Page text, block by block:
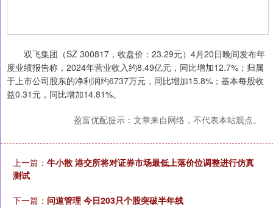
双飞集团（SZ 300817，收盘价：23.29元）4月20日晚间发布年
度业绩报告称，2024年营业收入约8.49亿元，同比增加12.7%；归属
于上市公司股东的净利润约6737万元，同比增加15.8%；基本每股收
益0.31元，同比增加14.81%。
盈富优配提示：文章来自网络，不代表本站观点。
上一篇： 牛小散 港交所将对证券市场最低上落价位调整进行仿真
测试
下一篇： 问道管理 今日203只个股突破半年线